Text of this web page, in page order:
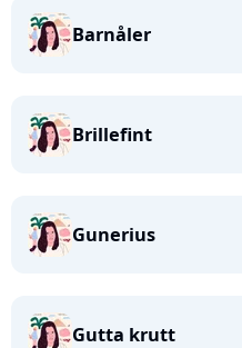
Barnåler
Brillefint
Gunerius
Gutta krutt